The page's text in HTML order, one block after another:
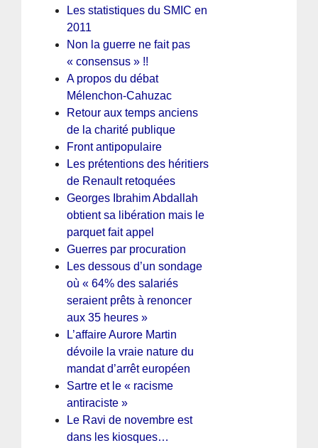
Les statistiques du SMIC en
2011
Non la guerre ne fait pas
« consensus » !!
A propos du débat
Mélenchon-Cahuzac
Retour aux temps anciens
de la charité publique
Front antipopulaire
Les prétentions des héritiers
de Renault retoquées
Georges Ibrahim Abdallah
obtient sa libération mais le
parquet fait appel
Guerres par procuration
Les dessous d’un sondage
où « 64% des salariés
seraient prêts à renoncer
aux 35 heures »
L’affaire Aurore Martin
dévoile la vraie nature du
mandat d’arrêt européen
Sartre et le « racisme
antiraciste »
Le Ravi de novembre est
dans les kiosques…